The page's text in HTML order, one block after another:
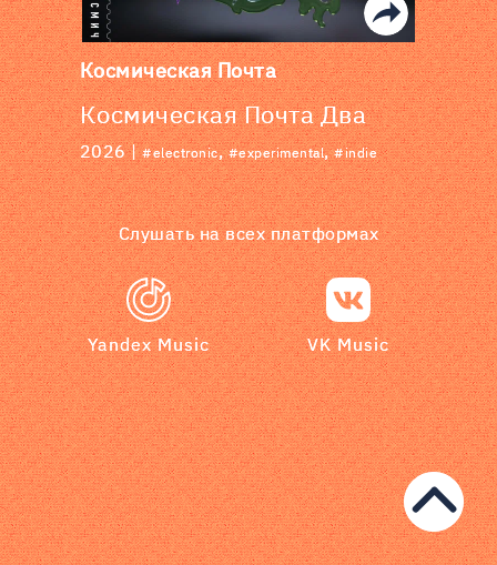
Космическая Почта
Космическая Почта Два
2026 |#electronic,#experimental,#indie
Слушать на всех платформах
Yandex Music VK Music